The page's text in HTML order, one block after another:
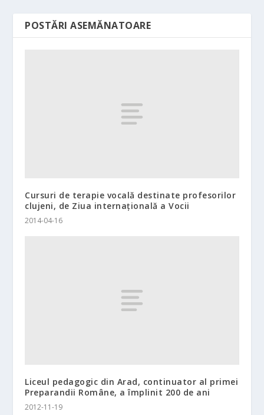
POSTĂRI ASEMĂNATOARE
Cursuri de terapie vocală destinate profesorilor
clujeni, de Ziua internaţională a Vocii
2014-04-16
Liceul pedagogic din Arad, continuator al primei
Preparandii Române, a împlinit 200 de ani
2012-11-19